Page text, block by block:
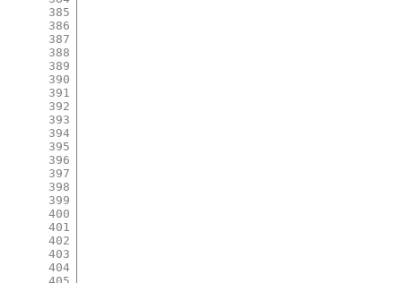
385
386
387
388
389
390
391
392
393
394
395
396
397
398
399
400
401
402
403
404